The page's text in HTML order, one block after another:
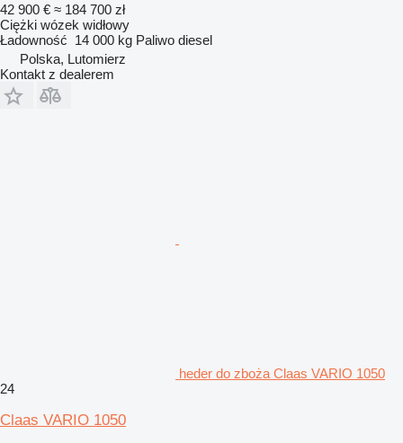
42 900 € ≈ 184 700 zł
Ciężki wózek widłowy
Ładowność 14 000 kg Paliwo diesel
Polska, Lutomierz
Kontakt z dealerem
heder do zboża Claas VARIO 1050
24
Claas VARIO 1050